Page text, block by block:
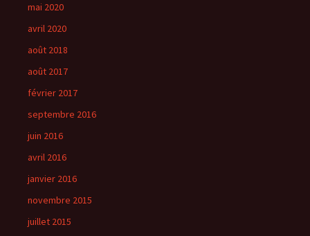
mai 2020
avril 2020
août 2018
août 2017
février 2017
septembre 2016
juin 2016
avril 2016
janvier 2016
novembre 2015
juillet 2015